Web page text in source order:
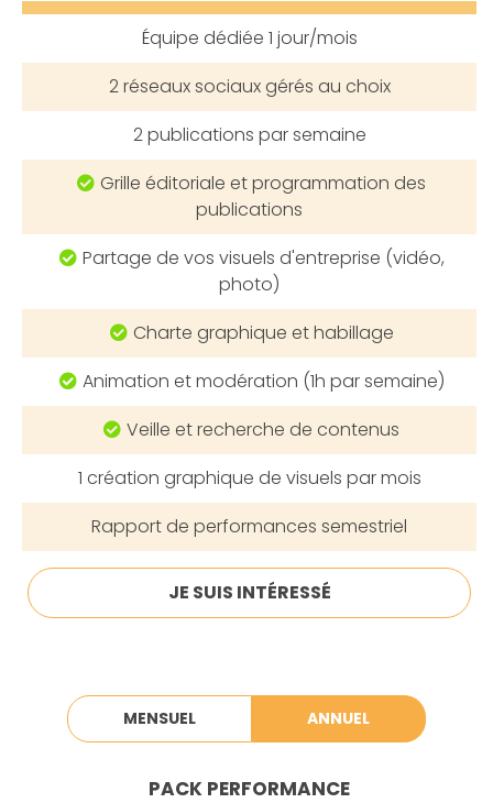
Équipe dédiée 1 jour/mois
2réseaux sociaux gérés au choix
2publications par semaine
Grille éditoriale et programmation des
publications
Partage de vos visuels d'entreprise (vidéo,
photo)
Charte graphique et habillage
Animation et modération (1h par semaine)
Veille et recherche de contenus
1 création graphique de visuels par mois
Rapport de performances semestriel
JE SUIS INTÉRESSÉ
MENSUEL ANNUEL
PACK PERFORMANCE